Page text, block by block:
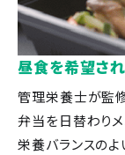
昼食を希望さ
管理栄養士が監
弁当を日替わりメ
栄養バランスのよ